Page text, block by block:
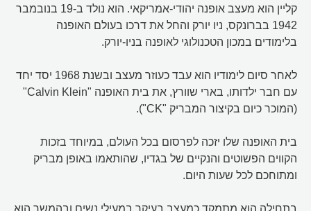
קליין הוא מעצב אופנה יהודי-אמריקאי. הוא נולד ב-19 בנובמבר
1942 בברונקס, ניו יורק והחל את דרכו בעולם האופנה
בלימודים במכון הטכנולוגי לאופנה בניו-יורק.
לאחר סיום לימודיו הוא עבד כעוזר מעצב ובשנת 1968 יסד יחד
עם חבר ילדותו, בארי שוורץ, את בית האופנה "Calvin Klein"
(המוכר כיום בקיצור המבריק "CK").
בית האופנה שלו יזכה לפרסום בכל העולם, במיוחד בזכות
הקווים הפשוטים והנקיים של בגדיו, שהותאמו באופן מבריק
ומתוחכם לכל שעות היום.
בתחילה הוא מתמקד כמעצב בעיקר במעילי נשים ובהמשך הוא